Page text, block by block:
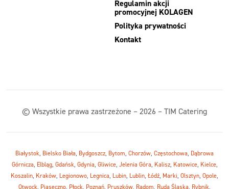
Regulamin akcji
promocyjnej KOLAGEN
Polityka prywatności
Kontakt
© Wszystkie prawa zastrzeżone – 2026 – TIM Catering
Białystok, Bielsko Biała, Bydgoszcz, Bytom, Chorzów, Częstochowa, Dąbrowa
Górnicza, Elbląg, Gdańsk, Gdynia, Gliwice, Jelenia Góra, Kalisz, Katowice, Kielce,
Koszalin, Kraków, Legionowo, Legnica, Lubin, Lublin, Łódź, Marki, Olsztyn, Opole,
Otwock, Piaseczno, Płock, Poznań, Pruszków, Radom, Ruda Śląska, Rybnik,